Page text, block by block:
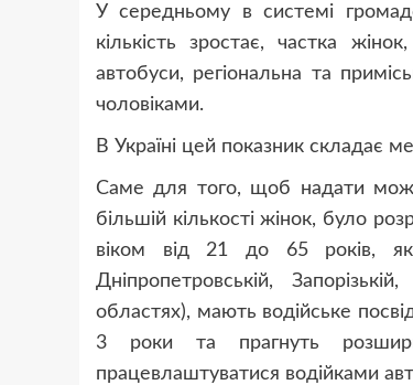
У середньому в системі
кількість зростає, частка
автобуси, регіональна та
чоловіками.
В Україні цей показник складає
Саме для того, щоб надати
більшій кількості жінок, було
віком від 21 до 65 років,
Дніпропетровській,
областях), мають водійське
3 роки та прагнуть
працевлаштуватися водійками